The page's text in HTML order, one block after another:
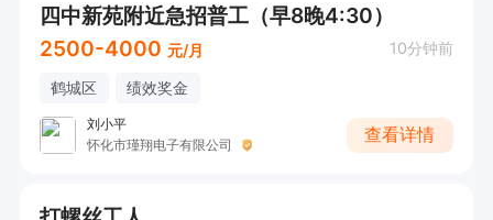
四中新苑附近急招普工（早8晚4:30）
2500-4000 元/月 10分钟前
鹤城区 绩效奖金
刘小平
怀化市瑾翔电子有限公司
查看详情